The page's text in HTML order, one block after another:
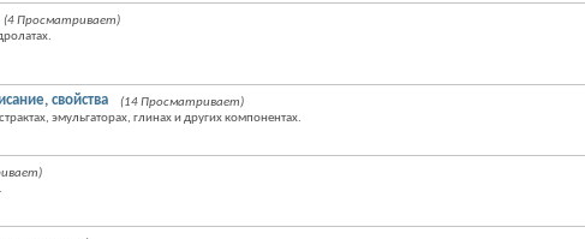
(4 Просматривает)
свойства
(14 Просматривает)
эмульгаторах, глинах и других компонентах.